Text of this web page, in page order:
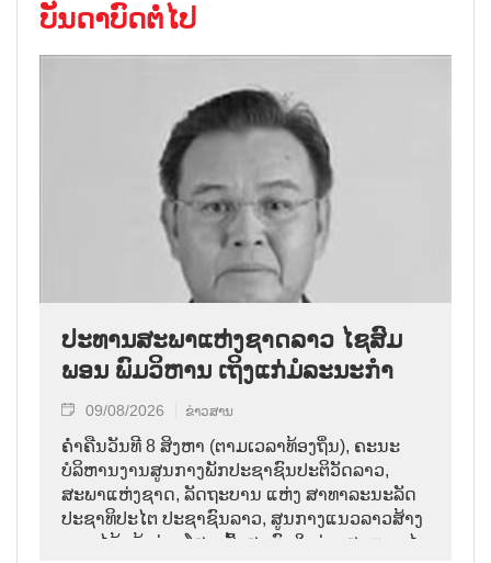
ບັນດາບົດຕໍ່ໄປ
ປະທານສະພາແຫ່ງຊາດລາວ ໄຊສົມ
ພອນ ພົມວິຫານ ເຖິງແກ່ມໍລະນະກຳ
09/08/2026 ຂ່າວສານ
ຄ່ຳຄືນວັນທີ 8 ສິງຫາ (ຕາມເວລາທ້ອງຖິ່ນ), ຄະນະ
ບໍລິຫານງານສູນກາງພັກປະຊາຊົນປະຕິວັດລາວ,
ສະພາແຫ່ງຊາດ, ລັດຖະບານ ແຫ່ງ ສາທາລະນະລັດ
ປະຊາທິປະໄຕ ປະຊາຊົນລາວ, ສູນກາງແນວລາວສ້າງ
ຊາດ ໄດ້ແຈ້ງຂ່າວໂສກເສົ້າສະຫຼົດໃຈວ່າ: ສະຫາຍ ໄຊ